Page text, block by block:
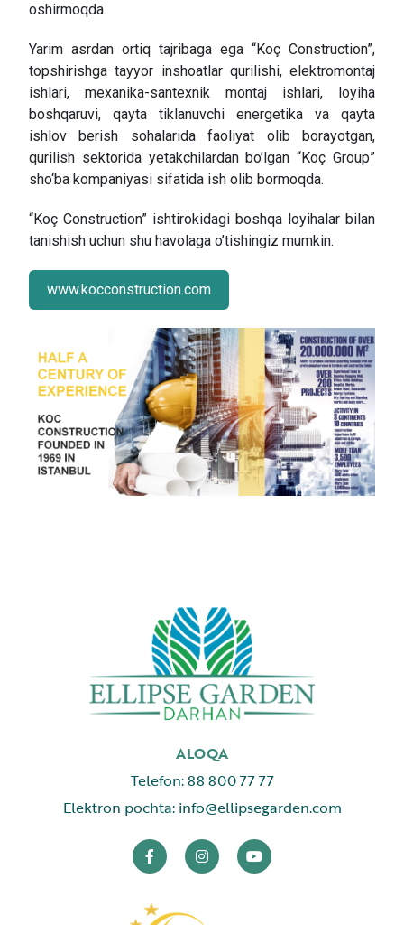
oshirmoqda
Yarim asrdan ortiq tajribaga ega “Koç Construction”,
topshirishga tayyor inshoatlar qurilishi, elektromontaj
ishlari, mexanika-santexnik montaj ishlari, loyiha
boshqaruvi, qayta tiklanuvchi energetika va qayta
ishlov berish sohalarida faoliyat olib borayotgan,
qurilish sektorida yetаkchilardan bo’lgan “Koç Group”
sho‘ba kompaniyasi sifatida ish olib bormoqda.
“Koç Construction” ishtirokidagi boshqa loyihalar bilan
tanishish uchun shu havolaga o’tishingiz mumkin.
www.kocconstruction.com
ALOQA
Telefon: 88 800 77 77
Elektron pochta: info@ellipsegarden.com